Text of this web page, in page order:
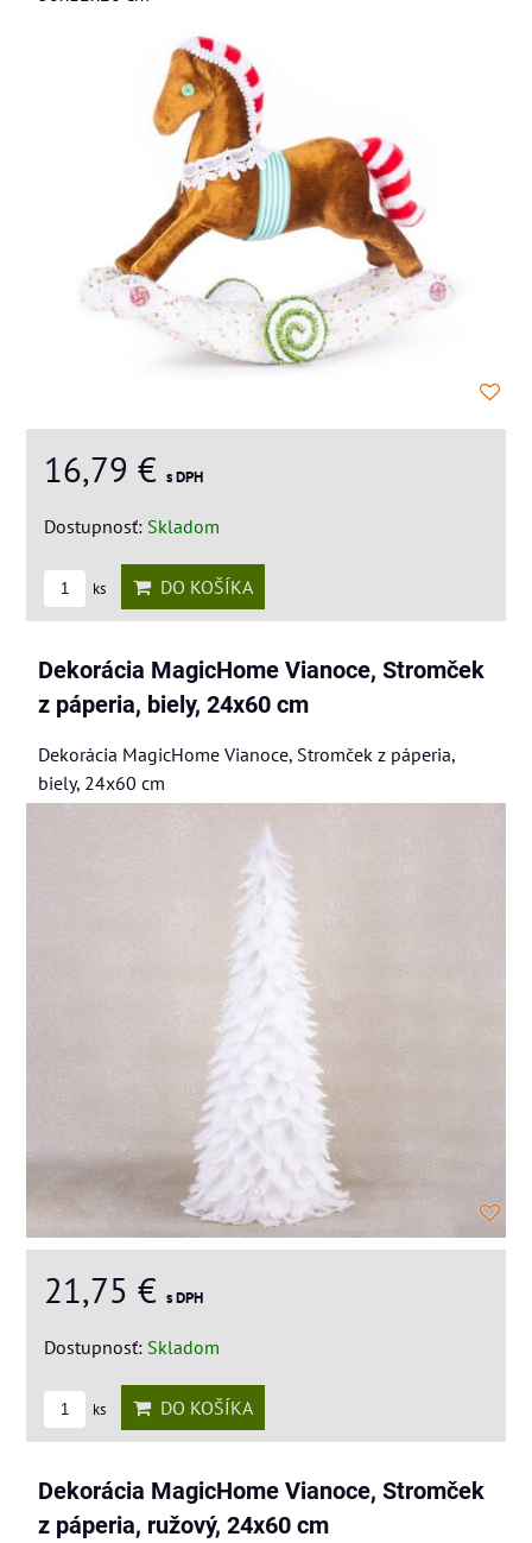
16,79 € s DPH
Dostupnosť: Skladom
ks DO KOŠÍKA
Dekorácia MagicHome Vianoce, Stromček
z páperia, biely, 24x60 cm
Dekorácia MagicHome Vianoce, Stromček z páperia,
biely, 24x60 cm
21,75 € s DPH
Dostupnosť: Skladom
ks DO KOŠÍKA
Dekorácia MagicHome Vianoce, Stromček
z páperia, ružový, 24x60 cm